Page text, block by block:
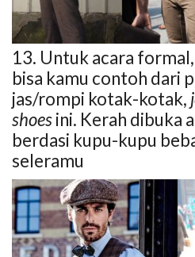
13. Untuk acara
bisa kamu contoh dari
jas/rompi kotak-kotak,
shoesini. Kerah dibuka
berdasi kupu-kupu
seleramu